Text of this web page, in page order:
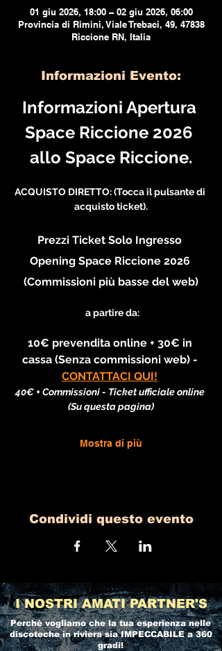
01 giu 2026, 18:00 – 02 giu 2026, 06:00
Provincia di Rimini, Viale Trebaci, 49, 47838
Riccione RN, Italia
Informazioni Evento:
Informazioni Apertura
Space Riccione 2026
allo Space Riccione.
ACQUISTO DIRETTO: (Tocca il pulsante di
acquisto ticket).
Prezzi Ticket Solo Ingresso
Opening Space Riccione 2026
(Commissioni più basse del web)
a partire da:
10€ prevendita online + 30€ in
cassa (Senza commissioni web) -
CONTATTACI QUI!
40€ + Commissioni - Ticket ufficiale online
(Su questa pagina)
Mostra di più
Condividi questo evento
I NOSTRI AMATI PARTNER'S
Perchè vogliamo che la tua esperienza nelle
discoteche in rivierasia IMPECCABILE a 360
gradi!